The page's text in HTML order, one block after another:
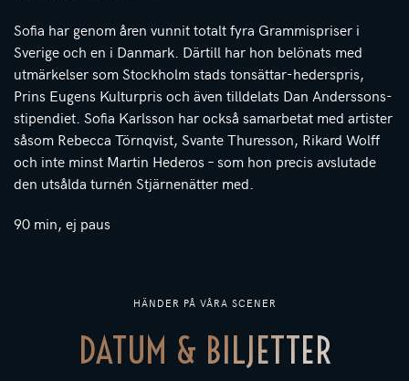
HÄNDER PÅ VÅRA SCENER
DATUM & BILJETTER
Sofia har genom åren vunnit totalt fyra Grammispriser i
Sverige och en i Danmark. Därtill har hon belönats med
utmärkelser som Stockholm stads tonsättar-hederspris,
Prins Eugens Kulturpris och även tilldelats Dan Anderssons-
stipendiet. Sofia Karlsson har också samarbetat med artister
såsom Rebecca Törnqvist, Svante Thuresson, Rikard Wolff
och inte minst Martin Hederos – som hon precis avslutade
den utsålda turnén Stjärnenätter med.
90 min, ej paus